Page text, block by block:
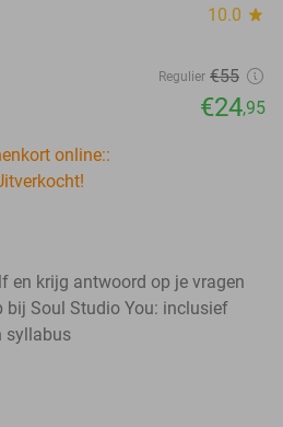
10.0 star
Regulier €55
€24,95
online::
en krijg antwoord op je vragen
bij Soul Studio You: inclusief
syllabus